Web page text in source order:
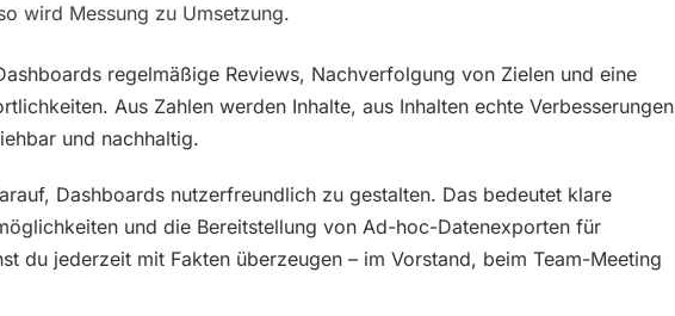
wird Messung zu Umsetzung.
regelmäßige Reviews, Nachverfolgung von Zielen und eine
Aus Zahlen werden Inhalte, aus Inhalten echte Verbesserungen
und nachhaltig.
Dashboards nutzerfreundlich zu gestalten. Das bedeutet klare
und die Bereitstellung von Ad-hoc-Datenexporten für
du jederzeit mit Fakten überzeugen – im Vorstand, beim Team-Meeting